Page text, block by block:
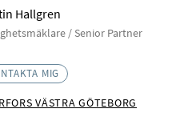
Hallgren
/ Senior Partner
MIG
VÄSTRA GÖTEBORG